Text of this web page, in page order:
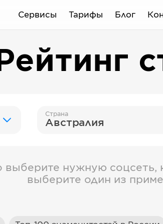
Сервисы Тарифы Блог
Рейтинг
Страна
Австралия
выберите нужную соцсеть,
выберите один из